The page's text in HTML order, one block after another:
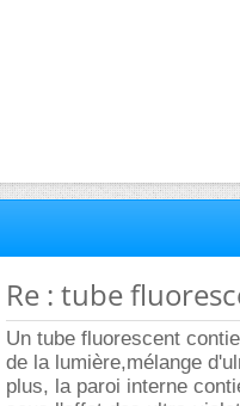
Re : tube
Un tube fluorescent
de la lumière,mélange
plus, la paroi interne